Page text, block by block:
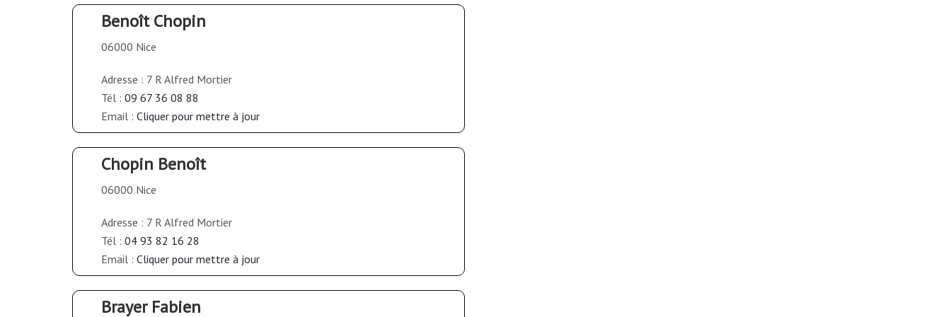
Benoît Chopin
06000 Nice
Adresse : 7 R Alfred Mortier
Tél : 09 67 36 08 88
Email : Cliquer pour mettre à jour
Chopin Benoît
06000 Nice
Adresse : 7 R Alfred Mortier
Tél : 04 93 82 16 28
Email : Cliquer pour mettre à jour
Brayer Fabien